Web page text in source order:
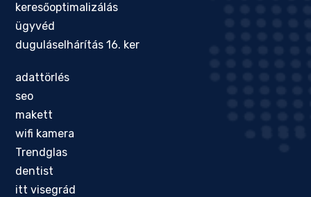
keresőoptimalizálás
ügyvéd
duguláselhárítás 16. ker
adattörlés
seo
makett
wifi kamera
Trendglas
dentist
itt visegrád